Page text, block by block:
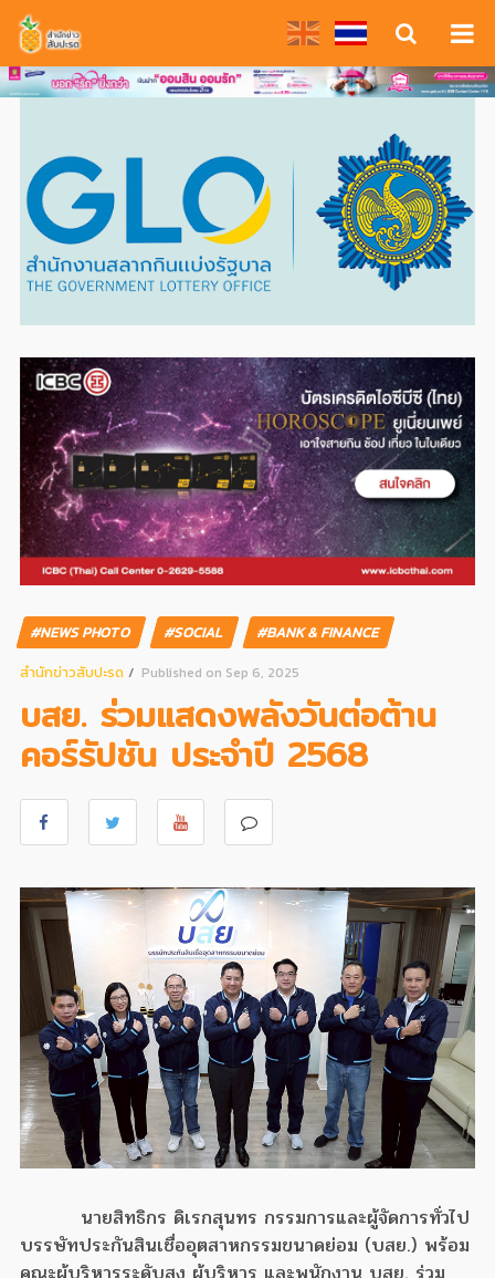
#NEWS PHOTO #SOCIAL
#BANK & FINANCE
สํานักข่าวสับปะรด
Published on Sep 6, 2025
บสย. ร่วมแสดงพลังวันต่อต้าน
คอร์รัปชัน ประจำปี 2568
นายสิทธิกร ดิเรกสุนทร กรรมการและผู้จัดการทั่วไป
บรรษัทประกันสินเชื่ออุตสาหกรรมขนาดย่อม (บสย.) พร้อม